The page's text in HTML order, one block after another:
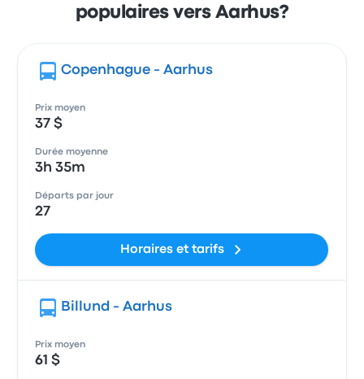
populaires vers Aarhus?
Copenhague - Aarhus
Prix moyen
37 $
Durée moyenne
3h 35m
Départs par jour
27
Horaires et tarifs
Billund - Aarhus
Prix moyen
61 $